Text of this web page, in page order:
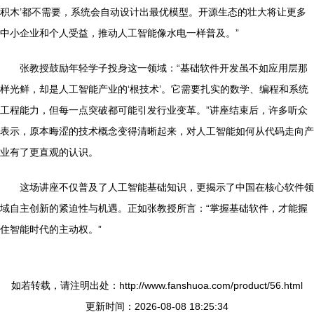
积木’都不需要，系统会自动设计出最优模型。开源生态的壮大将让更多
中小企业和个人受益，推动人工智能像水电一样普及。”
张教授鼓励年轻学子投身这一领域：“基础软件开发虽不如应用层那
样光鲜，却是人工智能产业的‘根技术’。它需要扎实的数学、编程和系统
工程能力，但每一点突破都可能引发行业变革。”讲座结束后，许多听众
表示，原本晦涩的技术概念变得清晰起来，对人工智能如何从代码走向产
业有了更直观的认识。
这场讲座不仅普及了人工智能基础知识，更揭示了中国在核心软件领
域自主创新的紧迫性与机遇。正如张教授所言：“掌握基础软件，才能握
住智能时代的主动权。”
如若转载，请注明出处：http://www.fanshuoa.com/product/56.html
更新时间：2026-08-08 18:25:34